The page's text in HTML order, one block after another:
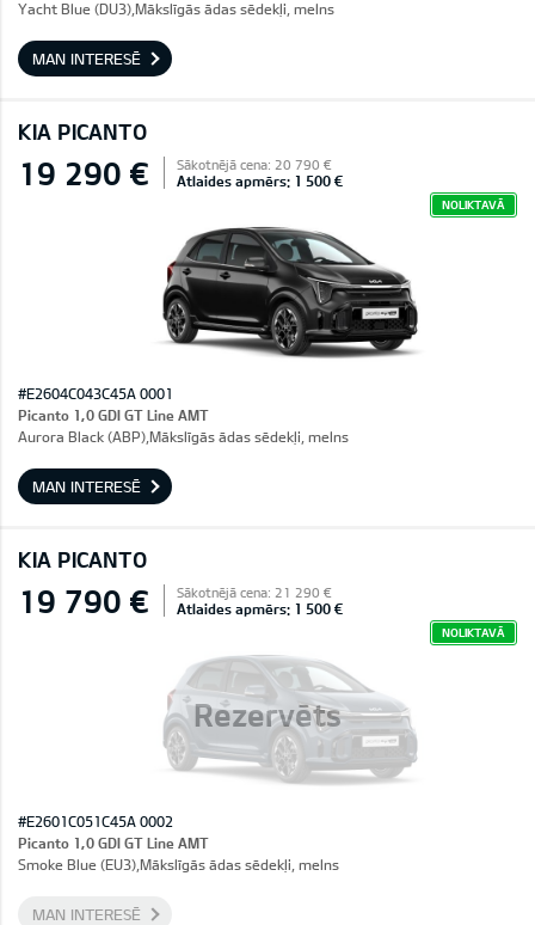
Yacht Blue (DU3),Mākslīgās ādas sēdekļi, melns
MAN INTERESĒ
KIA PICANTO
19 290 € Sākotnējā cena: 20 790 €
Atlaides apmērs: 1 500 €
NOLIKTAVĀ
#E2604C043C45A 0001
Picanto 1,0 GDI GT Line AMT
Aurora Black (ABP),Mākslīgās ādas sēdekļi, melns
MAN INTERESĒ
KIA PICANTO
Rezervēts
19 790 € Sākotnējā cena: 21 290 €
Atlaides apmērs: 1 500 €
NOLIKTAVĀ
#E2601C051C45A 0002
Picanto 1,0 GDI GT Line AMT
Smoke Blue (EU3),Mākslīgās ādas sēdekļi, melns
MAN INTERESĒ